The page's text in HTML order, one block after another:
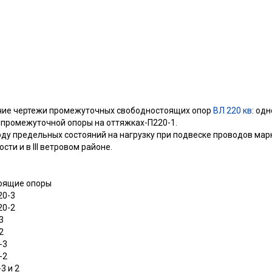
чертежи промежуточных свободностоящих опор ВЛ 220 кв:
опоры на оттяжках-П220-1.
предельных состояний на нагрузку при подвеске проводов
и в III ветровом районе.
опоры
3
2
3
2
и 2